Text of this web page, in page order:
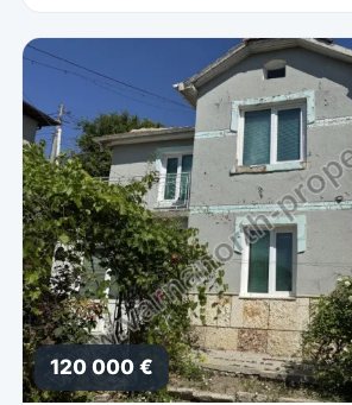
120 000 €